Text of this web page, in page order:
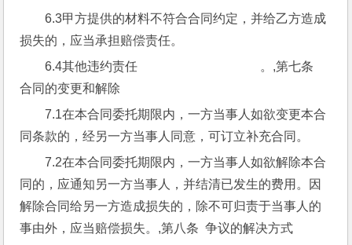
6.3甲方提供的材料不符合合同约定，并给乙方造成
损失的，应当承担赔偿责任。
6.4其他违约责任                                       。,第七条
合同的变更和解除
7.1在本合同委托期限内，一方当事人如欲变更本合
同条款的，经另一方当事人同意，可订立补充合同。
7.2在本合同委托期限内，一方当事人如欲解除本合
同的，应通知另一方当事人，并结清已发生的费用。因
解除合同给另一方造成损失的，除不可归责于当事人的
事由外，应当赔偿损失。,第八条  争议的解决方式